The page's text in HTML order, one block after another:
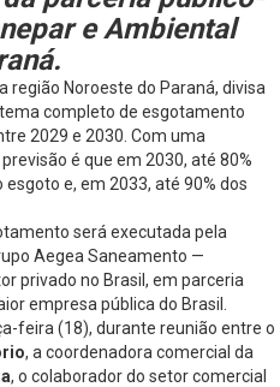
e Ambiental
região Noroeste do Paraná, divisa
completo de esgotamento
2029 e 2030. Com uma
é que em 2030, até 80%
e, em 2033, até 90% dos
será executada pela
Aegea Saneamento —
privado no Brasil, em parceria
empresa pública do Brasil.
feira (18), durante reunião entre o
, a coordenadora comercial da
, o colaborador do setor comercial